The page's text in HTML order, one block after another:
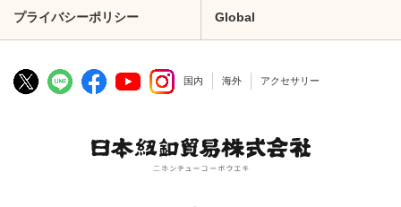
プライバシーポリシー Global
国内 海外 アクセサリー